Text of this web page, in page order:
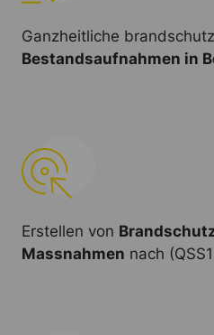
Ganzheitliche
Bestandsaufnahmen in
Erstellen von
Massnahmen nach